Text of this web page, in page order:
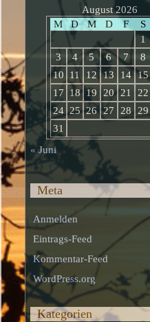
August 2026
M
D M D F S
1
3
4 5 6 7 8
10
11 12 13 14 15
17
18 19 20 21 22
24 25 26 27 28 29
31
« Juni
Meta
Anmelden
Eintrags-Feed
Kommentar-Feed
WordPress.org
Kategorien